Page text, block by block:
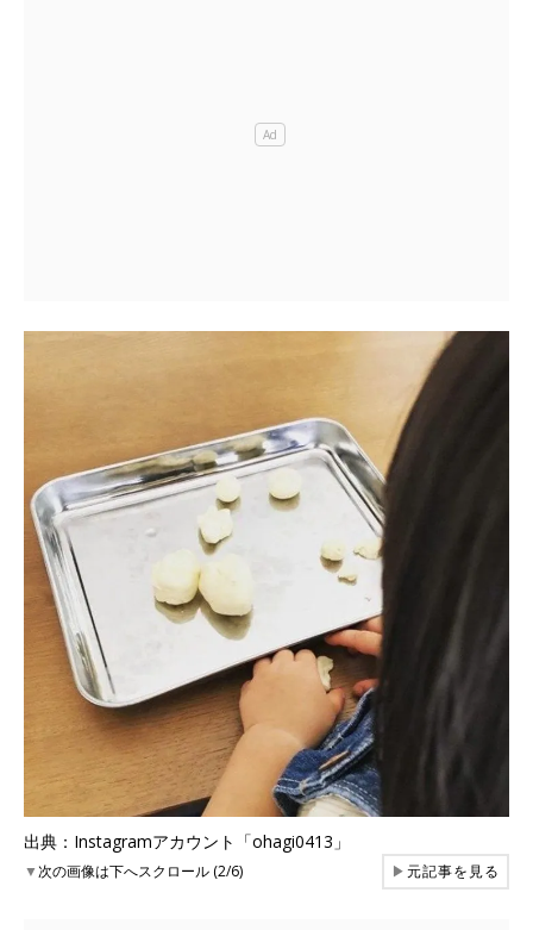
出典：Instagramアカウント「ohagi0413」
▼次の画像は下へスクロール (2/6) ▶元記事を見る